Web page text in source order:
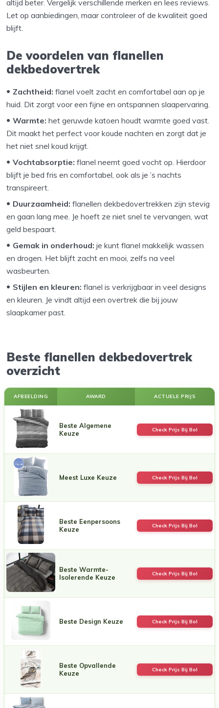
altijd beter. Vergelijk verschillende merken en lees reviews.
Let op aanbiedingen, maar controleer of de kwaliteit goed
blijft.
De voordelen van flanellen
dekbedovertrek
Zachtheid: flanel voelt zacht en comfortabel aan op je
huid. Dit zorgt voor een fijne en ontspannen slaapervaring.
Warmte:het geruwde katoen houdt warmte goed vast.
Dit maakt het perfect voor koude nachten en zorgt dat je
het niet snel koud krijgt.
Vochtabsorptie: flanel neemt goed vocht op. Hierdoor
blijft je bed fris en comfortabel, ook als je ’s nachts
transpireert.
Duurzaamheid: flanellen dekbedovertrekken zijn stevig
en gaan lang mee. Je hoeft ze niet snel te vervangen, wat
geld bespaart.
Gemak in onderhoud: je kunt flanel makkelijk wassen
en drogen. Het blijft zacht en mooi, zelfs na veel
wasbeurten.
Stijlen en kleuren: flanel is verkrijgbaar in veel designs
en kleuren. Je vindt altijd een overtrek die bij jouw
slaapkamer past.
Beste flanellen dekbedovertrek
overzicht
AFBEELDING AWARD ACTUELE PRIJS
Beste Algemene
Keuze
Check Prijs Bij Bol
Meest Luxe Keuze Check Prijs Bij Bol
Beste Eenpersoons
Keuze
Check Prijs Bij Bol
Beste Warmte-
Isolerende Keuze
Check Prijs Bij Bol
Beste Design Keuze Check Prijs Bij Bol
Beste Opvallende
Keuze
Check Prijs Bij Bol